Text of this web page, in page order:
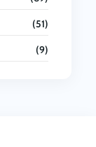
(51)
(9)